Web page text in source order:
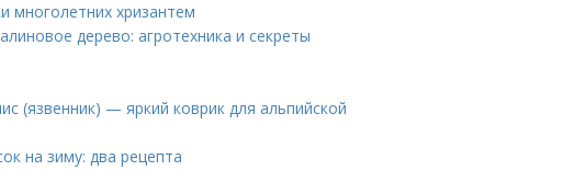
многолетних хризантем
дерево: агротехника и секреты
(язвенник) — яркий коврик для альпийской
на зиму: два рецепта